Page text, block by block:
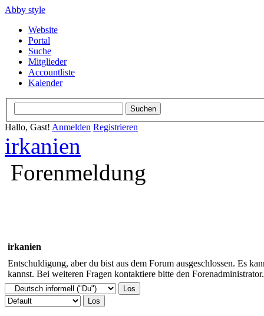
Abby style
Website
Portal
Suche
Mitglieder
Accountliste
Kalender
Hallo, Gast! Anmelden Registrieren
irkanien
Forenmeldung
irkanien
Entschuldigung, aber du bist aus dem Forum ausgeschlossen. Es
kannst. Bei weiteren Fragen kontaktiere bitte den Forenadministrator.